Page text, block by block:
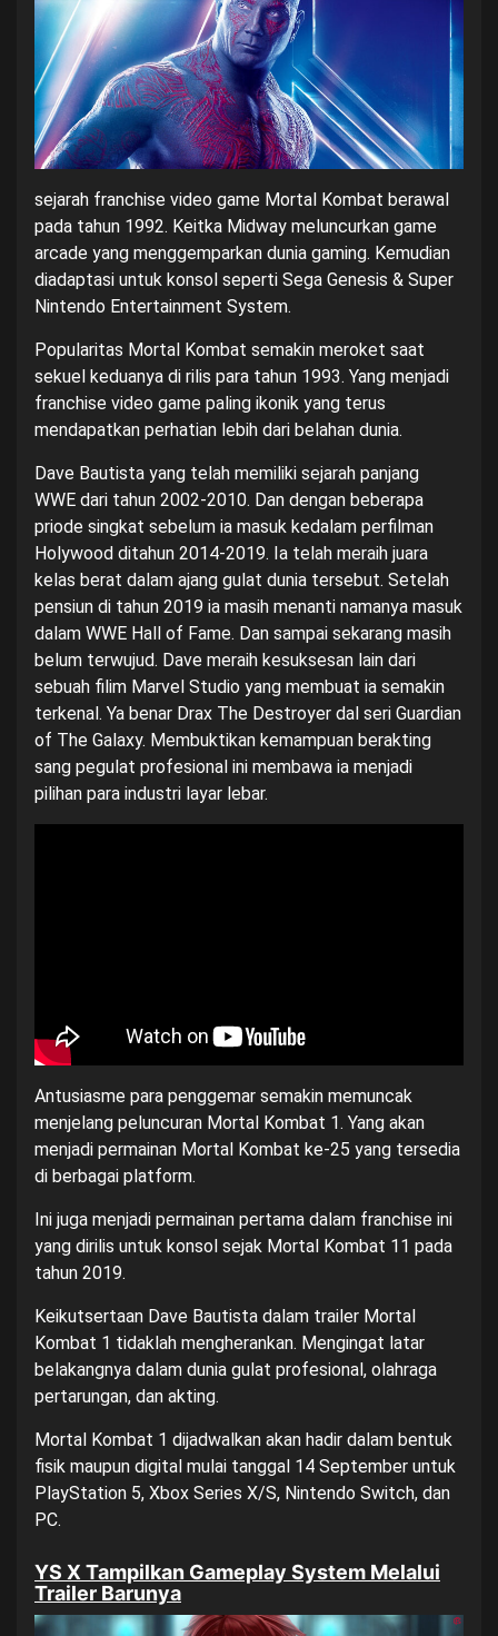
sejarah franchise video game Mortal Kombat berawal
pada tahun 1992. Keitka Midway meluncurkan game
arcade yang menggemparkan dunia gaming. Kemudian
diadaptasi untuk konsol seperti Sega Genesis & Super
Nintendo Entertainment System.
Popularitas Mortal Kombat semakin meroket saat
sekuel keduanya di rilis para tahun 1993. Yang menjadi
franchise video game paling ikonik yang terus
mendapatkan perhatian lebih dari belahan dunia.
Dave Bautista yang telah memiliki sejarah panjang
WWE dari tahun 2002-2010. Dan dengan beberapa
priode singkat sebelum ia masuk kedalam perfilman
Holywood ditahun 2014-2019. Ia telah meraih juara
kelas berat dalam ajang gulat dunia tersebut. Setelah
pensiun di tahun 2019 ia masih menanti namanya masuk
dalam WWE Hall of Fame. Dan sampai sekarang masih
belum terwujud. Dave meraih kesuksesan lain dari
sebuah filim Marvel Studio yang membuat ia semakin
terkenal. Ya benar Drax The Destroyer dal seri Guardian
of The Galaxy. Membuktikan kemampuan berakting
sang pegulat profesional ini membawa ia menjadi
pilihan para industri layar lebar.
Antusiasme para penggemar semakin memuncak
menjelang peluncuran Mortal Kombat 1. Yang akan
menjadi permainan Mortal Kombat ke-25 yang tersedia
di berbagai platform.
Ini juga menjadi permainan pertama dalam franchise ini
yang dirilis untuk konsol sejak Mortal Kombat 11 pada
tahun 2019.
Keikutsertaan Dave Bautista dalam trailer Mortal
Kombat 1 tidaklah mengherankan. Mengingat latar
belakangnya dalam dunia gulat profesional, olahraga
pertarungan, dan akting.
Mortal Kombat 1 dijadwalkan akan hadir dalam bentuk
fisik maupun digital mulai tanggal 14 September untuk
PlayStation 5, Xbox Series X/S, Nintendo Switch, dan
PC.
YS X Tampilkan Gameplay System Melalui
Trailer Barunya